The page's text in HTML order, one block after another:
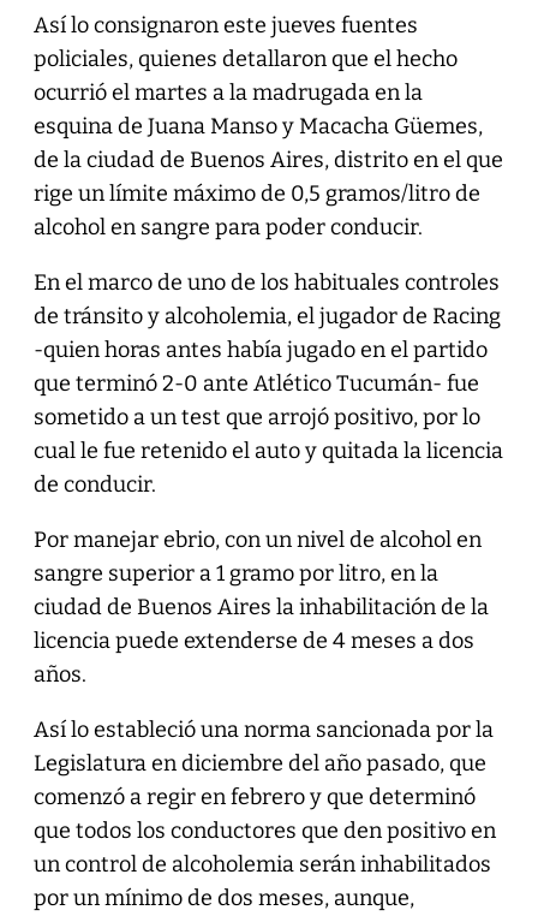
Así lo consignaron este jueves fuentes
policiales, quienes detallaron que el hecho
ocurrió el martes a la madrugada en la
esquina de Juana Manso y Macacha Güemes,
de la ciudad de Buenos Aires, distrito en el que
rige un límite máximo de 0,5 gramos/litro de
alcohol en sangre para poder conducir.
En el marco de uno de los habituales controles
de tránsito y alcoholemia, el jugador de Racing
-quien horas antes había jugado en el partido
que terminó 2-0 ante Atlético Tucumán- fue
sometido a un test que arrojó positivo, por lo
cual le fue retenido el auto y quitada la licencia
de conducir.
Por manejar ebrio, con un nivel de alcohol en
sangre superior a 1 gramo por litro, en la
ciudad de Buenos Aires la inhabilitación de la
licencia puede extenderse de 4 meses a dos
años.
Así lo estableció una norma sancionada por la
Legislatura en diciembre del año pasado, que
comenzó a regir en febrero y que determinó
que todos los conductores que den positivo en
un control de alcoholemia serán inhabilitados
por un mínimo de dos meses, aunque,